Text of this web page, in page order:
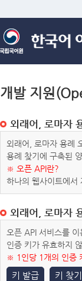
개발 지원
외래어, 로마자
외래어, 로마자 용례
용례 찾기에 구축된
※ 오픈 API란?
하나의 웹사이트에서
외래어, 로마자
오픈 API 서비스를
인증 키가 유효하지
※ 1인당 1개의 인증
키 발급 키 찾기